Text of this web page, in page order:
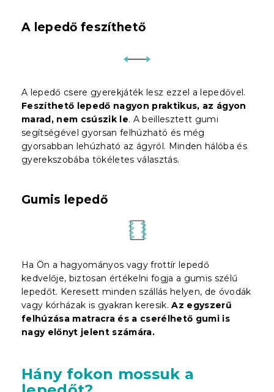
A lepedő feszíthető
A lepedő csere gyerekjáték lesz ezzel a lepedővel.
Feszíthető lepedő nagyon praktikus, az ágyon
marad, nem csúszik le. A beillesztett gumi
segítségével gyorsan felhúzható és még
gyorsabban lehúzható az ágyról. Minden hálóba és
gyerekszobába tökéletes választás.
Gumis lepedő
Ha Ön a hagyományos vagy frottír lepedő
kedvelője, biztosan értékelni fogja a gumis szélű
lepedőt. Keresett minden szállás helyen, de óvodák
vagy kórházak is gyakran keresik. Az egyszerű
felhúzása matracra és a cserélhető gumi is
nagy előnyt jelent számára.
Hány fokon mossuk a